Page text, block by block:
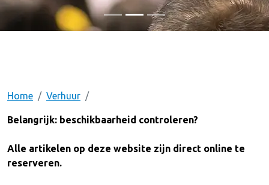
Home Verhuur
Belangrijk: beschikbaarheid controleren?
Alle artikelen op deze website zijn direct online te
reserveren.